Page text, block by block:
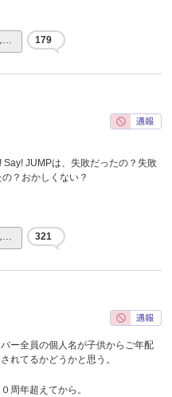
… 179
JUMPは、失敗だったの？失敗
？おかしくない？
… 321
ー全員の個人名が子供からご年配
れてるかどうかと思う。
周年超えてから。